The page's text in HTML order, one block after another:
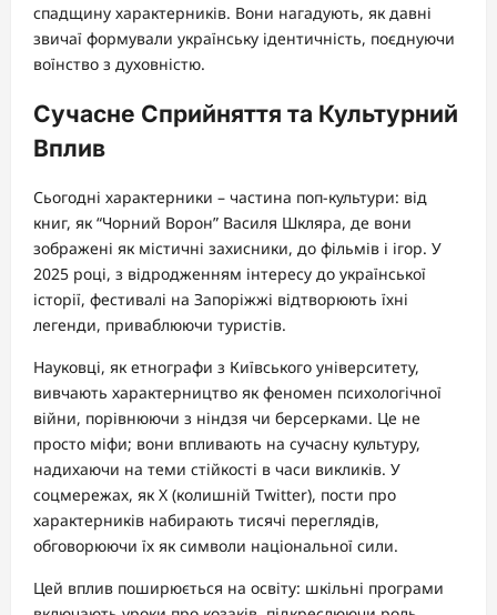
спадщину характерників. Вони нагадують, як давні
звичаї формували українську ідентичність, поєднуючи
воїнство з духовністю.
Сучасне Сприйняття та Культурний
Вплив
Сьогодні характерники – частина поп-культури: від
книг, як “Чорний Ворон” Василя Шкляра, де вони
зображені як містичні захисники, до фільмів і ігор. У
2025 році, з відродженням інтересу до української
історії, фестивалі на Запоріжжі відтворюють їхні
легенди, приваблюючи туристів.
Науковці, як етнографи з Київського університету,
вивчають характерництво як феномен психологічної
війни, порівнюючи з ніндзя чи берсерками. Це не
просто міфи; вони впливають на сучасну культуру,
надихаючи на теми стійкості в часи викликів. У
соцмережах, як X (колишній Twitter), пости про
характерників набирають тисячі переглядів,
обговорюючи їх як символи національної сили.
Цей вплив поширюється на освіту: шкільні програми